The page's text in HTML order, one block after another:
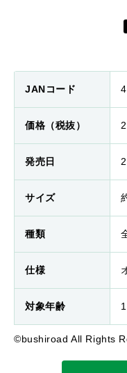
JANコード
価格（税抜）
発売日
サイズ
種類
仕様
対象年齢
©bushiroad All Rights